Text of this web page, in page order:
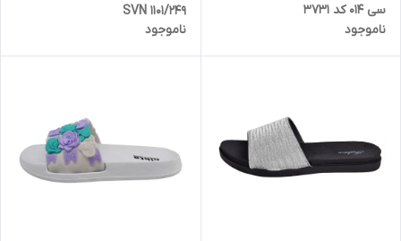
سی 014 کد 3731
ناموجود
SVN 1101/249
ناموجود